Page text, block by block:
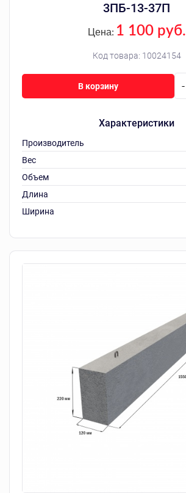
3ПБ-13-37П
Код товара: 10024154
Цена: 1 100 руб.
Характеристики
Производитель
Вес
Объем
Длина
Ширина
-
В корзину